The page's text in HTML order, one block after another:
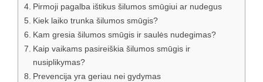
Pirmoji pagalba ištikus šilumos smūgiui ar nudegus
Kiek laiko trunka šilumos smūgis?
Kam gresia šilumos smūgis ir saulės nudegimas?
Kaip vaikams pasireiškia šilumos smūgis ir
nusiplikymas?
Prevencija yra geriau nei gydymas